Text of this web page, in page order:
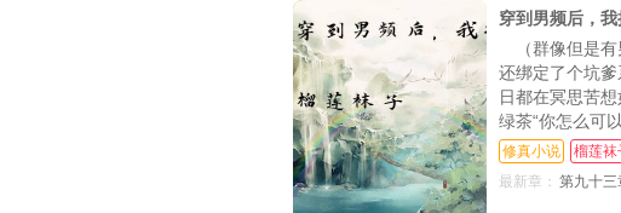
穿到男频后，
（群像但是
还绑定了个坑
日都在冥思苦
绿茶“你怎么可
修真小说 榴莲袜
最新章： 第九十三